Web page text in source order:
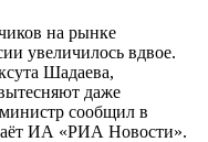
на рынке
увеличилось вдвое.
Шадаева,
даже
сообщил в
ИА «РИА Новости».